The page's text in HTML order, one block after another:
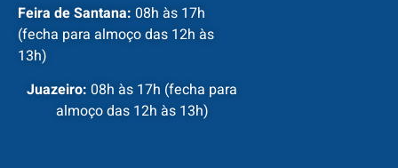
Feira de Santana: 08h às 17h
(fecha para almoço das 12h às
13h)
Juazeiro: 08h às 17h (fecha para
almoço das 12h às 13h)